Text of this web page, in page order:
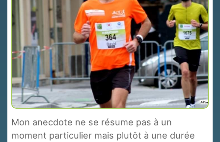
Mon anecdote ne se résume pas à un
moment particulier mais plutôt à une durée